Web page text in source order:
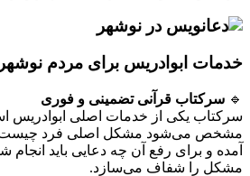
خدمات ابوادریس برای مردم نوشهر
🔹 سرکتاب قرآنی تضمینی و فوری
سرکتاب یکی از خدمات اصلی ابوادریس
مشخص می‌شود مشکل اصلی فرد چیست،
آمده و برای رفع آن چه دعایی باید
مشکل را شفاف می‌سازد.